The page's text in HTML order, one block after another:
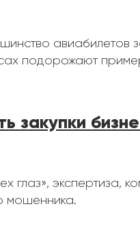
подорожают
закупки
глаз», экспертиза,
мошенника.